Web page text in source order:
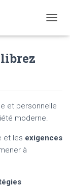
O
A
V
T
et personnelle
moderne.
et les exigences
à